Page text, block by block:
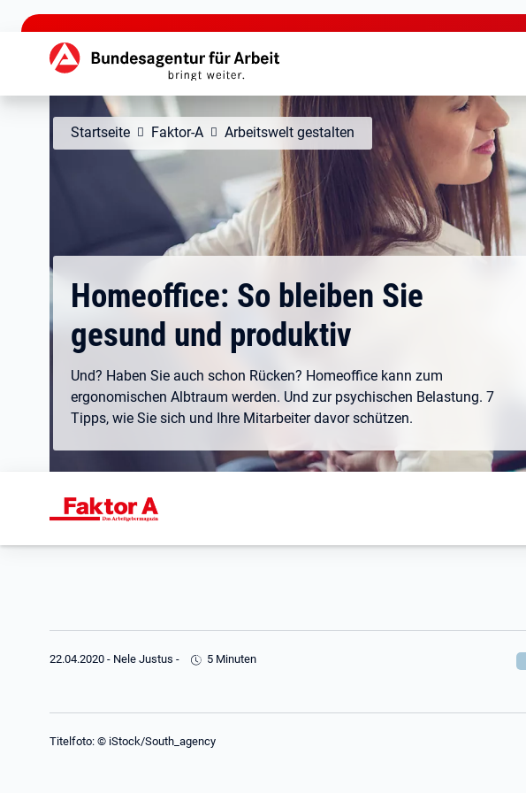
zu den Hauptinhalten springen
Hauptnavigation
Startseite Faktor-A Arbeitswelt gestalten
Homeoffice: So bleiben Sie
gesund und produktiv
Und? Haben Sie auch schon Rücken? Homeoffice kann zum
ergonomischen Albtraum werden. Und zur psychischen Belastung. 7
Tipps, wie Sie sich und Ihre Mitarbeiter davor schützen.
22.04.2020 - Nele Justus - 5 Minuten
Titelfoto: © iStock/South_agency